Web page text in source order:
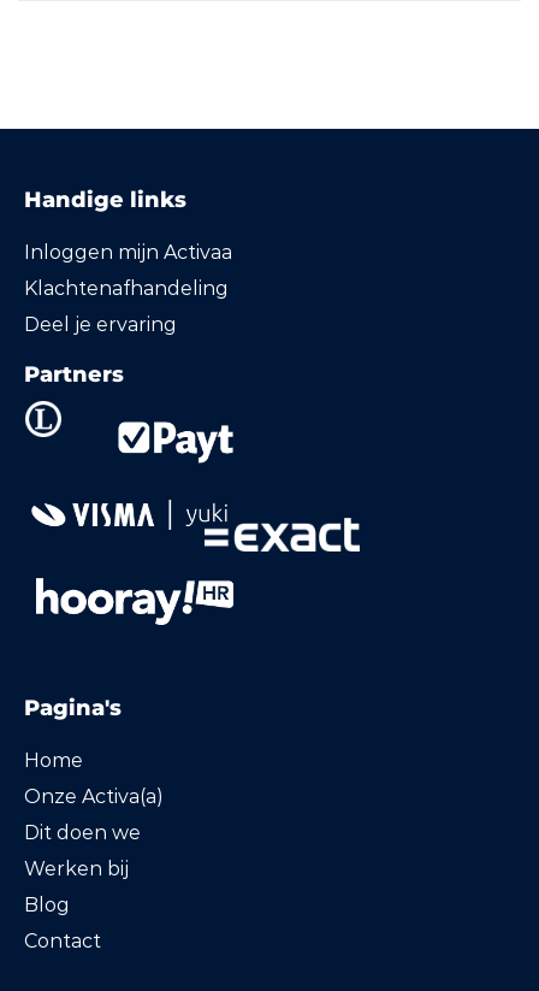
Handige links
Inloggen mijn Activaa
Klachtenafhandeling
Deel je ervaring
Partners
Pagina's
Home
Onze Activa(a)
Dit doen we
Werken bij
Blog
Contact